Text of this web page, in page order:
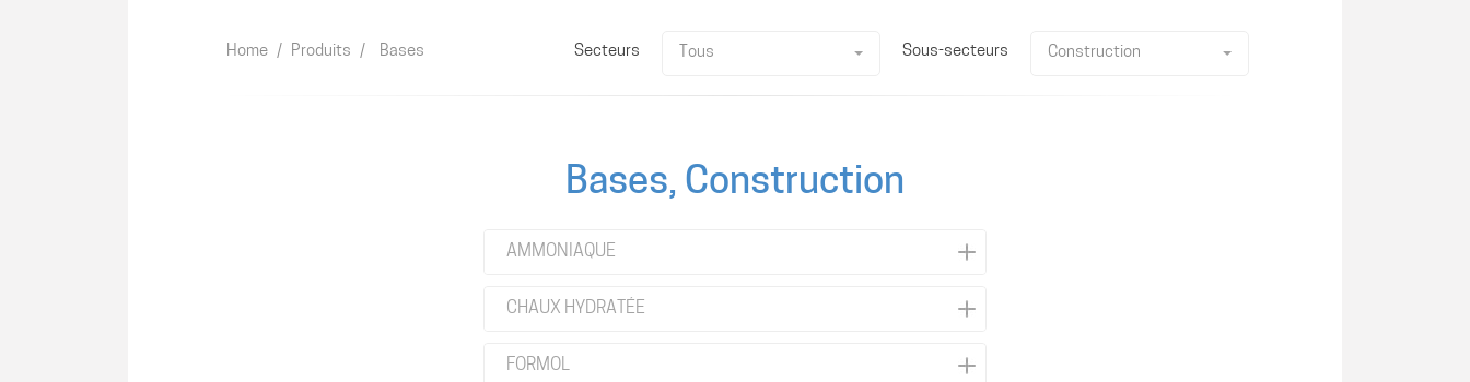
Home / Produits / Bases Secteurs Tous Sous-secteurs Construction
Bases, Construction
AMMONIAQUE
CHAUX HYDRATÉE
FORMOL